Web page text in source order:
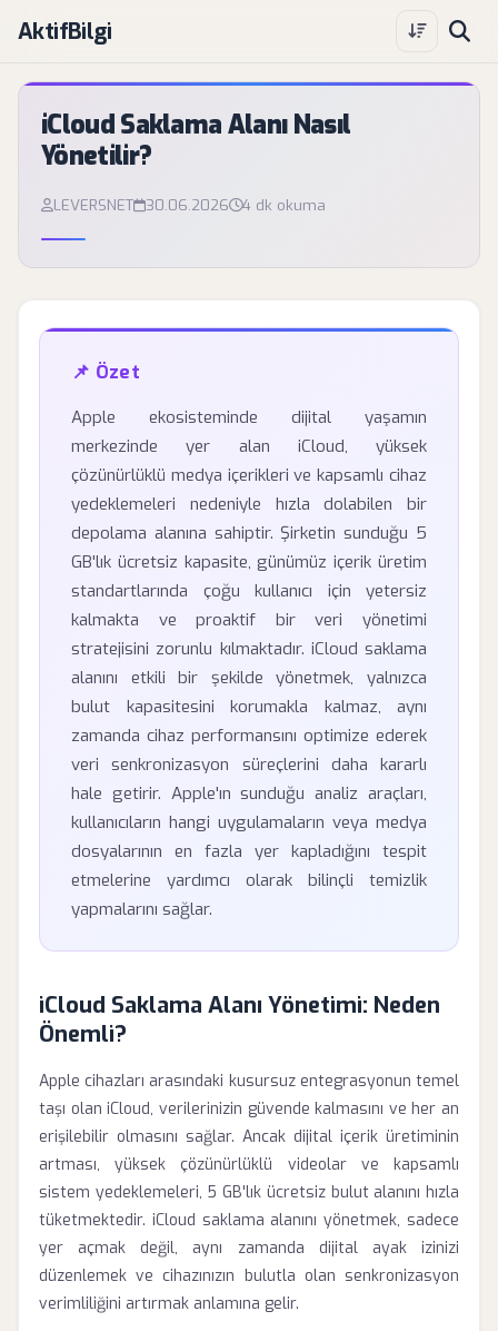
AktifBilgi
iCloud Saklama Alanı Nasıl
Yönetilir?
LEVERSNET 30.06.2026 4 dk okuma
📌 Özet
Apple ekosisteminde dijital yaşamın
merkezinde yer alan iCloud, yüksek
çözünürlüklü medya içerikleri ve kapsamlı cihaz
yedeklemeleri nedeniyle hızla dolabilen bir
depolama alanına sahiptir. Şirketin sunduğu 5
GB'lık ücretsiz kapasite, günümüz içerik üretim
standartlarında çoğu kullanıcı için yetersiz
kalmakta ve proaktif bir veri yönetimi
stratejisini zorunlu kılmaktadır. iCloud saklama
alanını etkili bir şekilde yönetmek, yalnızca
bulut kapasitesini korumakla kalmaz, aynı
zamanda cihaz performansını optimize ederek
veri senkronizasyon süreçlerini daha kararlı
hale getirir. Apple'ın sunduğu analiz araçları,
kullanıcıların hangi uygulamaların veya medya
dosyalarının en fazla yer kapladığını tespit
etmelerine yardımcı olarak bilinçli temizlik
yapmalarını sağlar.
iCloud Saklama Alanı Yönetimi: Neden
Önemli?
Apple cihazları arasındaki kusursuz entegrasyonun temel
taşı olan iCloud, verilerinizin güvende kalmasını ve her an
erişilebilir olmasını sağlar. Ancak dijital içerik üretiminin
artması, yüksek çözünürlüklü videolar ve kapsamlı
sistem yedeklemeleri, 5 GB'lık ücretsiz bulut alanını hızla
tüketmektedir. iCloud saklama alanını yönetmek, sadece
yer açmak değil, aynı zamanda dijital ayak izinizi
düzenlemek ve cihazınızın bulutla olan senkronizasyon
verimliliğini artırmak anlamına gelir.